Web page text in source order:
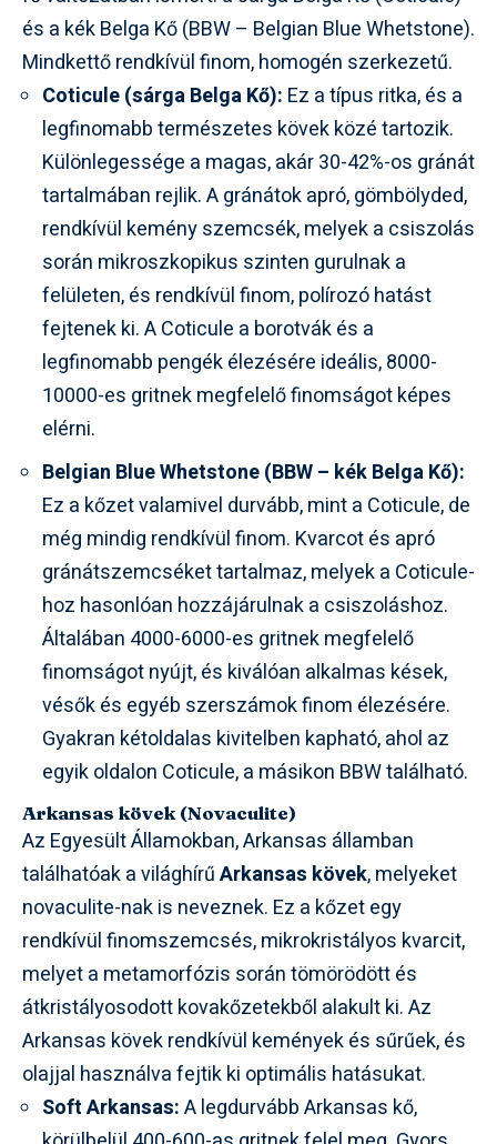
és a kék Belga Kő (BBW – Belgian Blue Whetstone).
Mindkettő rendkívül finom, homogén szerkezetű.
Coticule (sárga Belga Kő): Ez a típus ritka, és a
legfinomabb természetes kövek közé tartozik.
Különlegessége a magas, akár 30-42%-os gránát
tartalmában rejlik. A gránátok apró, gömbölyded,
rendkívül kemény szemcsék, melyek a csiszolás
során mikroszkopikus szinten gurulnak a
felületen, és rendkívül finom, polírozó hatást
fejtenek ki. A Coticule a borotvák és a
legfinomabb pengék élezésére ideális, 8000-
10000-es gritnek megfelelő finomságot képes
elérni.
Belgian Blue Whetstone (BBW – kék Belga Kő):
Ez a kőzet valamivel durvább, mint a Coticule, de
még mindig rendkívül finom. Kvarcot és apró
gránátszemcséket tartalmaz, melyek a Coticule-
hoz hasonlóan hozzájárulnak a csiszoláshoz.
Általában 4000-6000-es gritnek megfelelő
finomságot nyújt, és kiválóan alkalmas kések,
vésők és egyéb szerszámok finom élezésére.
Gyakran kétoldalas kivitelben kapható, ahol az
egyik oldalon Coticule, a másikon BBW található.
Arkansas kövek (Novaculite)
Az Egyesült Államokban, Arkansas államban
találhatóak a világhírűArkansas kövek, melyeket
novaculite-nak is neveznek. Ez a kőzet egy
rendkívül finomszemcsés, mikrokristályos kvarcit,
melyet a metamorfózis során tömörödött és
átkristályosodott kovakőzetekből alakult ki. Az
Arkansas kövek rendkívül kemények és sűrűek, és
olajjal használva fejtik ki optimális hatásukat.
Soft Arkansas:A legdurvább Arkansas kő,